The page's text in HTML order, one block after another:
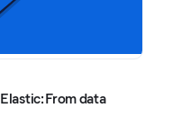
From data